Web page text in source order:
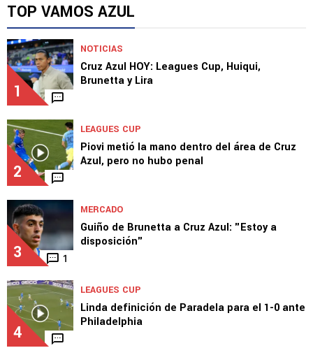
TOP VAMOS AZUL
1
NOTICIAS
Cruz Azul HOY: Leagues Cup, Huiqui,
Brunetta y Lira
2
LEAGUES CUP
Piovi metió la mano dentro del área de Cruz
Azul, pero no hubo penal
3 1
MERCADO
Guiño de Brunetta a Cruz Azul: "Estoy a
disposición"
4
LEAGUES CUP
Linda definición de Paradela para el 1-0 ante
Philadelphia